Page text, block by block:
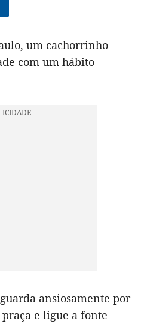
um cachorrinho
com um hábito
ansiosamente por
e ligue a fonte